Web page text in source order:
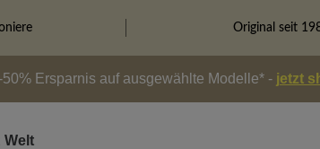
Original seit
50% Ersparnis auf ausgewählte Modelle* - jetzt
Welt